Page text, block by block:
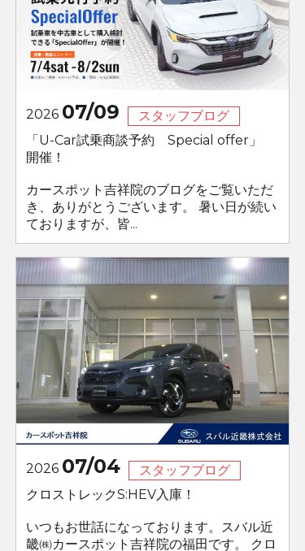
2026 07/09
スタッフブログ
「U-Car試乗商談予約 Special offer」
開催！
カースポット吉祥院のブログをご覧いただ
き、ありがとうございます。 暑い日が続い
ておりますが、皆...
2026 07/04
スタッフブログ
クロストレックS:HEV入庫！
いつもお世話になっております。スバル近
畿㈱カースポット吉祥院の福田です。 クロ